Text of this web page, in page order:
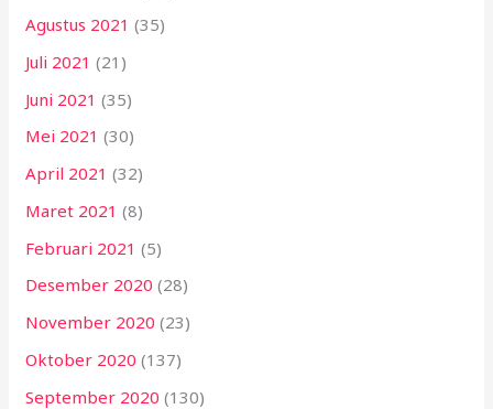
Agustus 2021 (35)
Juli 2021 (21)
Juni 2021 (35)
Mei 2021 (30)
April 2021 (32)
Maret 2021 (8)
Februari 2021 (5)
Desember 2020 (28)
November 2020 (23)
Oktober 2020 (137)
September 2020 (130)